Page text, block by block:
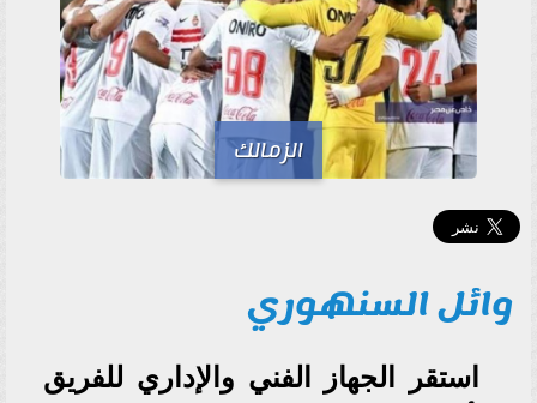
الزمالك
وائل السنهوري
استقر الجهاز الفني والإداري للفريق